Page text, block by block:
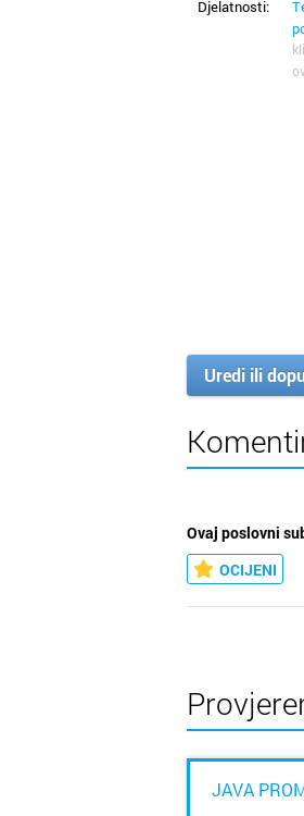
Djelatnosti:
Uredi ili
Ovaj poslovni
OCIJENI
JAVA